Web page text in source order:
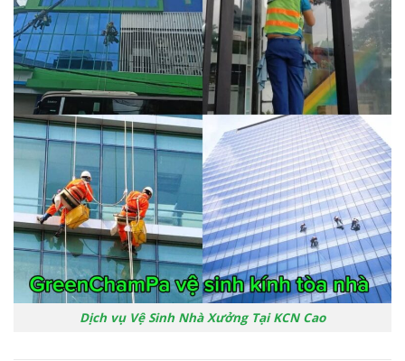
Dịch vụ Vệ Sinh Nhà Xưởng Tại KCN Cao